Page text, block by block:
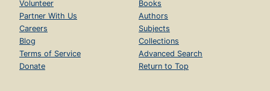
Volunteer
Partner With Us
Careers
Blog
Terms of Service
Donate
Books
Authors
Subjects
Collections
Advanced Search
Return to Top